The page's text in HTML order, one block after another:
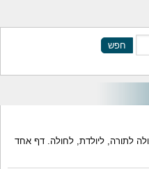
חפש
לתורה, ליולדת, לחולה. דף אחד